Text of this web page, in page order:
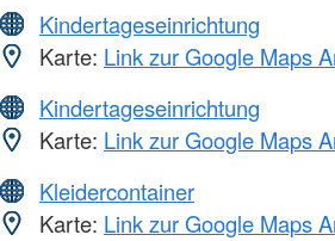
Kindertageseinrichtung
Karte: Link zur Google Maps
Kindertageseinrichtung
Karte: Link zur Google Maps
Kleidercontainer
Karte: Link zur Google Maps